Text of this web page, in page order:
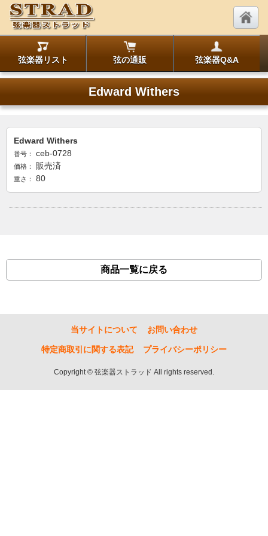
弦楽器リスト 弦の通販 弦楽器Q&A
Edward Withers
Edward Withers
番号： ceb-0728
価格： 販売済
重さ： 80
商品一覧に戻る
当サイトについて お問い合わせ
特定商取引に関する表記 プライバシーポリシー
Copyright © 弦楽器ストラッド All rights reserved.